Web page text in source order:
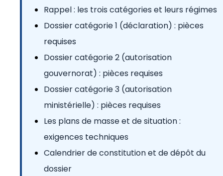
Rappel : les trois catégories et leurs régimes
Dossier catégorie 1 (déclaration) : pièces
requises
Dossier catégorie 2 (autorisation
gouvernorat) : pièces requises
Dossier catégorie 3 (autorisation
ministérielle) : pièces requises
Les plans de masse et de situation :
exigences techniques
Calendrier de constitution et de dépôt du
dossier